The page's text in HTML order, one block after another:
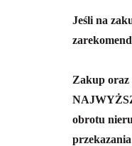
Jeśli na
Zakup
obrotu